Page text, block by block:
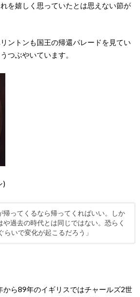
を嬉しく思っていたとは思えない節が
ントンも国王の帰還パレードを見てい
つぶやいています。
)
帰ってくるなら帰ってくればいい。しか
や過去の時代とは同じではない。恐らく
らいで変化が起こるだろう」
ら89年のイギリスではチャールズ2世